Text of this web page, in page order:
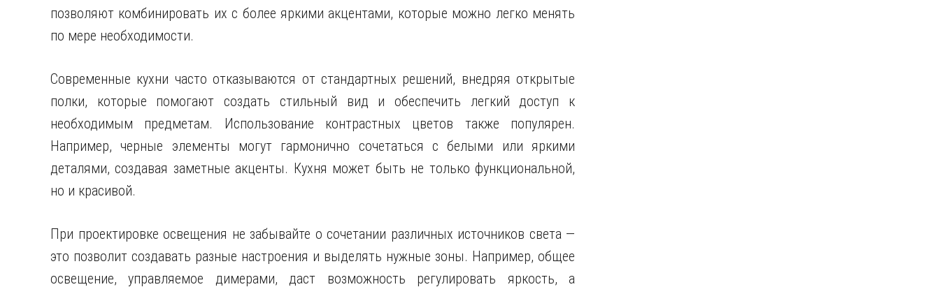
позволяют комбинировать их с более яркими акцентами, которые можно легко менять
по мере необходимости.
Современные кухни часто отказываются от стандартных решений, внедряя открытые
полки, которые помогают создать стильный вид и обеспечить легкий доступ к
необходимым предметам. Использование контрастных цветов также популярен.
Например, черные элементы могут гармонично сочетаться с белыми или яркими
деталями, создавая заметные акценты. Кухня может быть не только функциональной,
но и красивой.
При проектировке освещения не забывайте о сочетании различных источников света —
это позволит создавать разные настроения и выделять нужные зоны. Например, общее
освещение, управляемое димерами, даст возможность регулировать яркость, а